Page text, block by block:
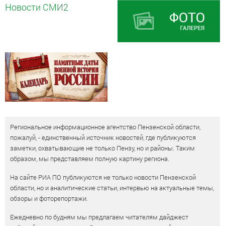
Новости СМИ2
Региональное информационное агентство Пензенской области,
пожалуй, - единственный источник новостей, где публикуются
заметки, охватывающие не только Пензу, но и районы. Таким
образом, мы представляем полную картину региона.
На сайте РИА ПО публикуются не только новости Пензенской
области, но и аналитические статьи, интервью на актуальные темы,
обзоры и фоторепортажи.
Ежедневно по будням мы предлагаем читателям дайджест